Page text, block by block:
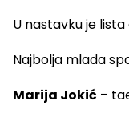
U nastavku je
Najbolja mlada
Marija Jokić –